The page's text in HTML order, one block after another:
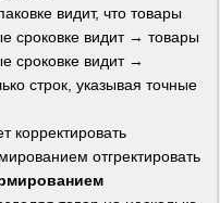
видит, что товары
сроковке видит → товары
сроковке видит →
строк, указывая точные
корректировать
отгректировать